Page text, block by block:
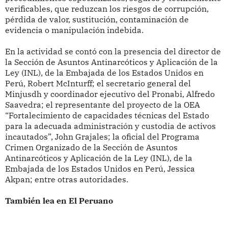
verificables, que reduzcan los riesgos de corrupción,
pérdida de valor, sustitución, contaminación de
evidencia o manipulación indebida.
En la actividad se contó con la presencia del director de
la Sección de Asuntos Antinarcóticos y Aplicación de la
Ley (INL), de la Embajada de los Estados Unidos en
Perú, Robert McInturff; el secretario general del
Minjusdh y coordinador ejecutivo del Pronabi, Alfredo
Saavedra; el representante del proyecto de la OEA
“Fortalecimiento de capacidades técnicas del Estado
para la adecuada administración y custodia de activos
incautados”, John Grajales; la oficial del Programa
Crimen Organizado de la Sección de Asuntos
Antinarcóticos y Aplicación de la Ley (INL), de la
Embajada de los Estados Unidos en Perú, Jessica
Akpan; entre otras autoridades.
También lea en El Peruano